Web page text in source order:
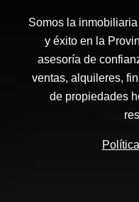
Somos la
y éxito en la
asesoría de
ventas, alquileres,
de propiedades